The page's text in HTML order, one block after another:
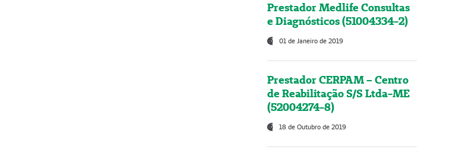
Prestador Medlife Consultas
e Diagnósticos (51004334-2)
01 de Janeiro de 2019
Prestador CERPAM – Centro
de Reabilitação S/S Ltda-ME
(52004274-8)
18 de Outubro de 2019